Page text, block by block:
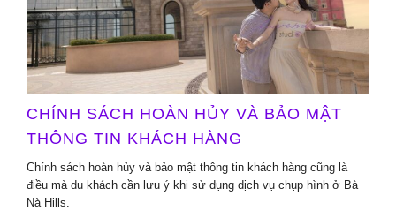
CHÍNH SÁCH HOÀN HỦY VÀ BẢO MẬT
THÔNG TIN KHÁCH HÀNG
Chính sách hoàn hủy và bảo mật thông tin khách hàng cũng là
điều mà du khách cần lưu ý khi sử dụng dịch vụ chụp hình ở Bà
Nà Hills.